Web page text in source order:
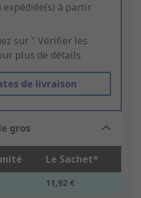
expédiée(s) à partir
sur " Vérifier les
plus de détails
de livraison
gros
Le Sachet*
11,92 €